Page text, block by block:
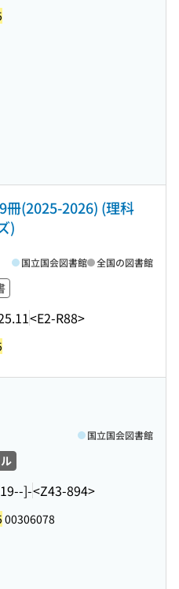
冊(2025-2026) (理科
)
<E2-R88>
国立国会図書館 全国の図書館
]-<Z43-894>
国立国会図書館
00306078